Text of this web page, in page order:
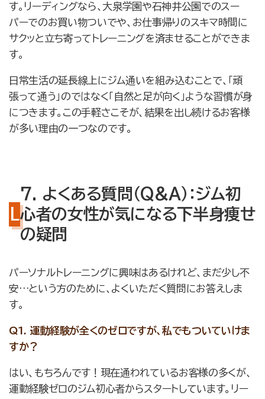
す。リーディングなら、大泉学園や石神井公園でのスー
パーでのお買い物ついでや、お仕事帰りのスキマ時間に
サクッと立ち寄ってトレーニングを済ませることができま
す。
日常生活の延長線上にジム通いを組み込むことで、「頑
張って通う」のではなく「自然と足が向く」ような習慣が身
につきます。この手軽さこそが、結果を出し続けるお客様
が多い理由の一つなのです。
7. よくある質問（Q&A）：ジム初
心者の女性が気になる下半身痩せ
の疑問
パーソナルトレーニングに興味はあるけれど、まだ少し不
安…という方のために、よくいただく質問にお答えしま
す。
Q1. 運動経験が全くのゼロですが、私でもついていけま
すか？
はい、もちろんです！現在通われているお客様の多くが、
運動経験ゼロのジム初心者からスタートしています。リー